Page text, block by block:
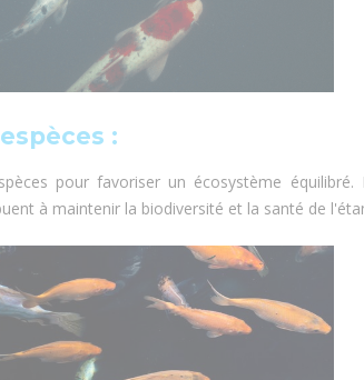
:
pour favoriser un écosystème
à maintenir la biodiversité et la santé de